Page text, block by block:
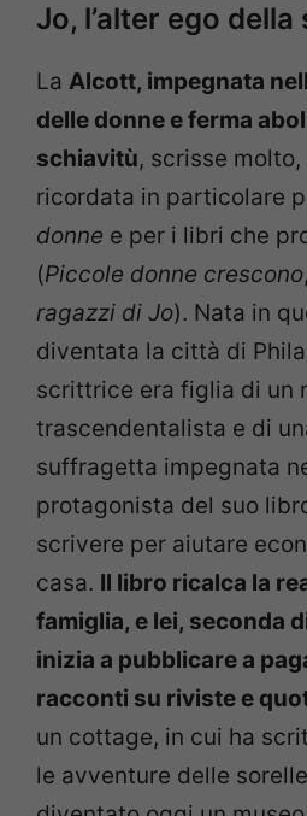
Jo, l’alter ego
La Alcott, impegnata
delle donne e ferma
schiavitù, scrisse
ricordata in particolare
donne e per i libri che
(Piccole donne crescono,
ragazzi di Jo). Nata in
diventata la città di
scrittrice era figlia di un
trascendentalista e di
suffragetta impegnata
protagonista del suo
scrivere per aiutare
casa. Il libro ricalca la
famiglia, e lei, seconda
inizia a pubblicare a
racconti su riviste e
un cottage, in cui ha
le avventure delle